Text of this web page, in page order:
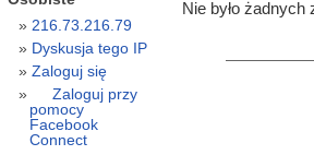
Nie było
216.73.216.79
Dyskusja tego IP
Zaloguj się
Zaloguj przy
pomocy
Facebook
Connect